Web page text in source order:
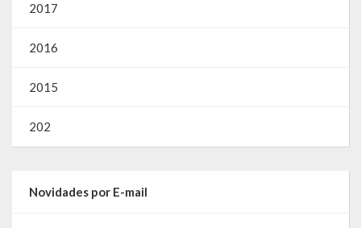
2017
2016
2015
202
Novidades por E-mail